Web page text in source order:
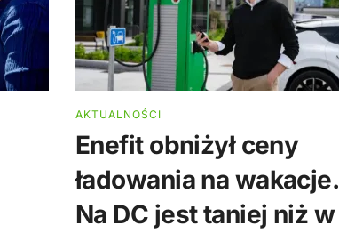
AKTUALNOŚCI
Enefit obniżył ceny
ładowania na wakacje.
Na DC jest taniej niż w